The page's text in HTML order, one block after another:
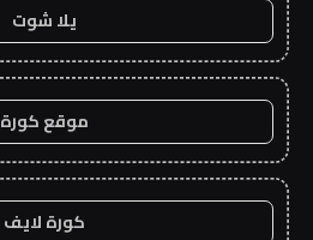
يلا شوت
موقع كورة
كورة لايف